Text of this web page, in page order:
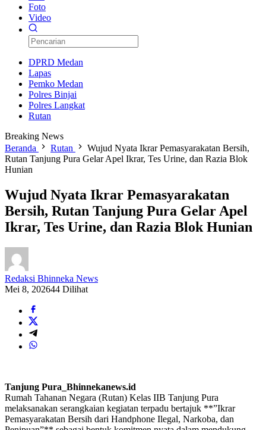
Foto
Video
DPRD Medan
Lapas
Pemko Medan
Polres Binjai
Polres Langkat
Rutan
Breaking News
Beranda
Rutan
Wujud Nyata Ikrar Pemasyarakatan Bersih,
Rutan Tanjung Pura Gelar Apel Ikrar, Tes Urine, dan Razia Blok
Hunian
Wujud Nyata Ikrar Pemasyarakatan
Bersih, Rutan Tanjung Pura Gelar Apel
Ikrar, Tes Urine, dan Razia Blok Hunian
Redaksi Bhinneka News
Mei 8, 202644 Dilihat
Tanjung Pura_Bhinnekanews.id
Rumah Tahanan Negara (Rutan) Kelas IIB Tanjung Pura
melaksanakan serangkaian kegiatan terpadu bertajuk **”Ikrar
Pemasyarakatan Bersih dari Handphone Ilegal, Narkoba, dan